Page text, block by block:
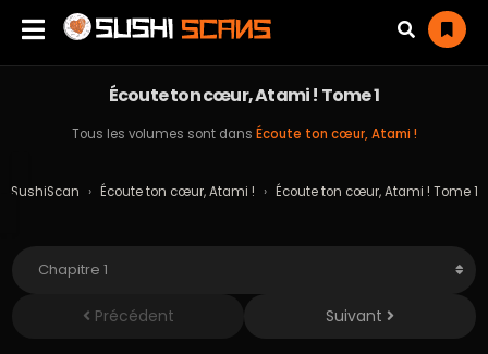
Écoute ton cœur, Atami ! Tome 1
Tous les volumes sont dans Écoute ton cœur, Atami !
SushiScan › Écoute ton cœur, Atami ! › Écoute ton cœur, Atami ! Tome 1
Précédent Suivant